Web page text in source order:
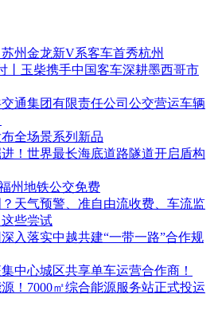
州金龙新V系客车首秀杭州
丨玉柴携手中国客车深耕墨西哥市
通集团有限责任公司公交营运车辆
全场景系列新品
！世界最长海底道路隧道开启盾构
州地铁公交免费
天气预警、准自由流收费、车流监
些尝试
入落实中越共建“一带一路”合作规
中心城区共享单车运营合作商！
！7000㎡综合能源服务站正式投运